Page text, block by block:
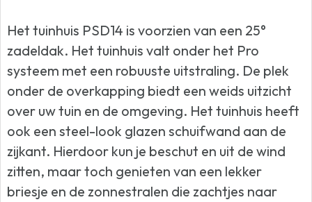
Het tuinhuis PSD14 is voorzien van een 25°
zadeldak. Het tuinhuis valt onder het Pro
systeem met een robuuste uitstraling. De plek
onder de overkapping biedt een weids uitzicht
over uw tuin en de omgeving. Het tuinhuis heeft
ook een steel-look glazen schuifwand aan de
zijkant. Hierdoor kun je beschut en uit de wind
zitten, maar toch genieten van een lekker
briesje en de zonnestralen die zachtjes naar